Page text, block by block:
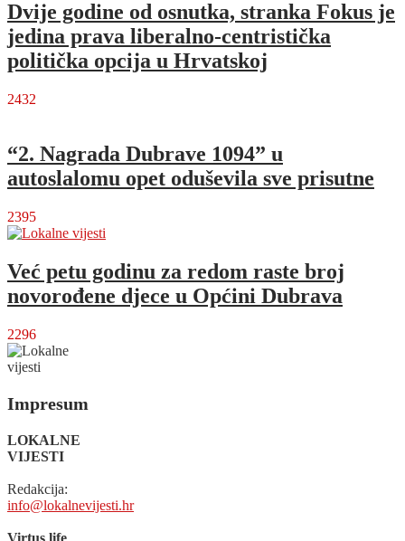
Dvije godine od osnutka, stranka Fokus je
jedina prava liberalno-centristička
politička opcija u Hrvatskoj
2432
“2. Nagrada Dubrave 1094” u
autoslalomu opet oduševila sve prisutne
2395
Već petu godinu za redom raste broj
novorođene djece u Općini Dubrava
2296
Impresum
LOKALNE
VIJESTI
Redakcija:
info@lokalnevijesti.hr
Virtus life